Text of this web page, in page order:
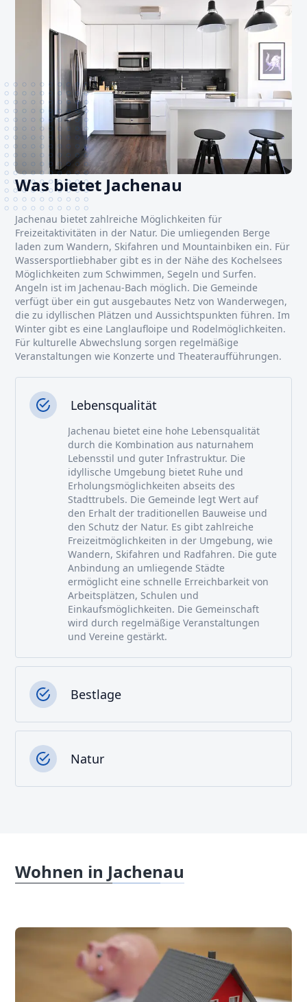
Was bietet Jachenau
Jachenau bietet zahlreiche Möglichkeiten für
Freizeitaktivitäten in der Natur. Die umliegenden Berge
laden zum Wandern, Skifahren und Mountainbiken ein. Für
Wassersportliebhaber gibt es in der Nähe des Kochelsees
Möglichkeiten zum Schwimmen, Segeln und Surfen.
Angeln ist im Jachenau-Bach möglich. Die Gemeinde
verfügt über ein gut ausgebautes Netz von Wanderwegen,
die zu idyllischen Plätzen und Aussichtspunkten führen. Im
Winter gibt es eine Langlaufloipe und Rodelmöglichkeiten.
Für kulturelle Abwechslung sorgen regelmäßige
Veranstaltungen wie Konzerte und Theateraufführungen.
Lebensqualität
Jachenau bietet eine hohe Lebensqualität
durch die Kombination aus naturnahem
Lebensstil und guter Infrastruktur. Die
idyllische Umgebung bietet Ruhe und
Erholungsmöglichkeiten abseits des
Stadttrubels. Die Gemeinde legt Wert auf
den Erhalt der traditionellen Bauweise und
den Schutz der Natur. Es gibt zahlreiche
Freizeitmöglichkeiten in der Umgebung, wie
Wandern, Skifahren und Radfahren. Die gute
Anbindung an umliegende Städte
ermöglicht eine schnelle Erreichbarkeit von
Arbeitsplätzen, Schulen und
Einkaufsmöglichkeiten. Die Gemeinschaft
wird durch regelmäßige Veranstaltungen
und Vereine gestärkt.
Bestlage
Natur
Wohnen in Jachenau